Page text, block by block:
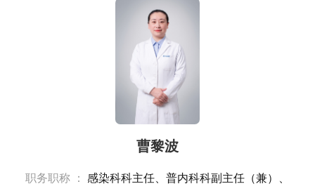
曹黎波
职务职称 ：
感染科科主任、普内科科副主任（兼）、